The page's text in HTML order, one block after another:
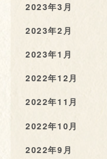
2023年3月
2023年2月
2023年1月
2022年12月
2022年11月
2022年10月
2022年9月